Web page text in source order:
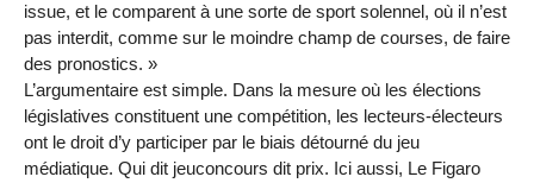
issue, et le comparent à une sorte de sport solennel, où il n’est
pas interdit, comme sur le moindre champ de courses, de faire
des pronostics. »
L’argumentaire est simple. Dans la mesure où les élections
législatives constituent une compétition, les lecteurs-électeurs
ont le droit d’y participer par le biais détourné du jeu
médiatique. Qui dit jeuconcours dit prix. Ici aussi, Le Figaro